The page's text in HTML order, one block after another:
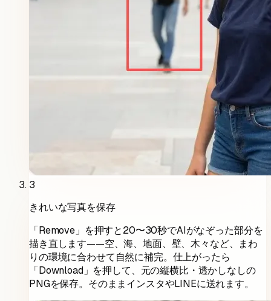
3
きれいな写真を保存
「Remove」を押すと20〜30秒でAIがなぞった部分を
描き直します——空、海、地面、壁、木々など、まわ
りの環境に合わせて自然に補完。仕上がったら
「Download」を押して、元の縦横比・透かしなしの
PNGを保存。そのままインスタやLINEに送れます。